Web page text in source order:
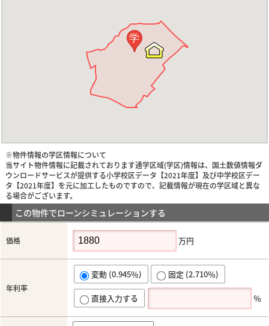
学
※物件情報の学区情報について
当サイト物件情報に記載されております通学区域(学区)情報は、国土数値情報ダ
ウンロードサービスが提供する小学校区データ【2021年度】及び中学校区デー
タ【2021年度】を元に加工したものですので、記載情報が現在の学区域と異な
る場合がございます。
この物件でローンシミュレーションする
価格 万円
年利率
変動 (0.945％) 固定 (2.710％)
直接入力する ％